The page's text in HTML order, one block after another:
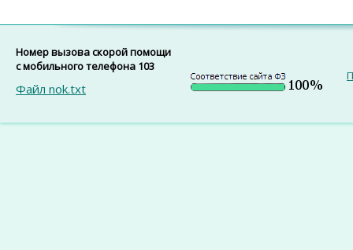
Номер вызова скорой помощи
с мобильного телефона 103
Файл nok.txt